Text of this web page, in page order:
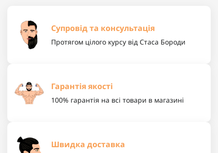
Супровід та консультація
Протягом цілого курсу від Стаса Бороди
Гарантія якості
100% гарантія на всі товари в магазині
Швидка доставка